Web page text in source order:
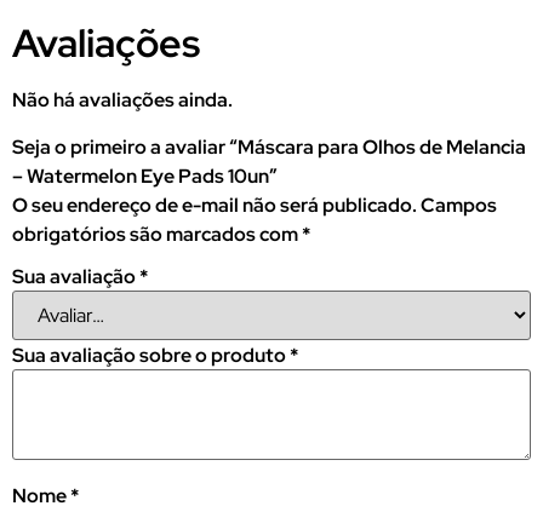
Avaliações
Não há avaliações ainda.
Seja o primeiro a avaliar “Máscara para Olhos de Melancia
– Watermelon Eye Pads 10un”
O seu endereço de e-mail não será publicado.Campos
obrigatórios são marcados com*
Sua avaliação*
Sua avaliação sobre o produto*
Nome*